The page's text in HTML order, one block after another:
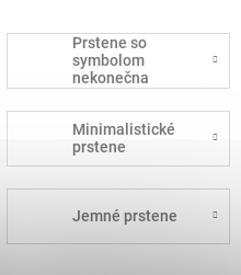
Prstene so
symbolom
nekonečna
Minimalistické
prstene
Jemné prstene